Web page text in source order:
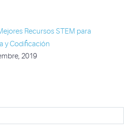
Recursos STEM para
y Codificación
2019